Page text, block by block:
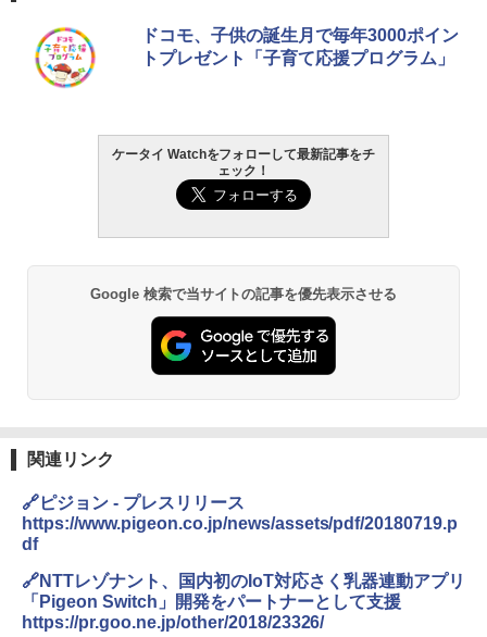
ドコモ、子供の誕生月で毎年3000ポイン
トプレゼント「子育て応援プログラム」
ケータイ Watchをフォローして最新記事をチ
ェック！
Google 検索で当サイトの記事を優先表示させる
関連リンク
🔗ピジョン - プレスリリース
https://www.pigeon.co.jp/news/assets/pdf/20180719.p
df
🔗NTTレゾナント、国内初のIoT対応さく乳器連動アプリ
「Pigeon Switch」開発をパートナーとして支援
https://pr.goo.ne.jp/other/2018/23326/